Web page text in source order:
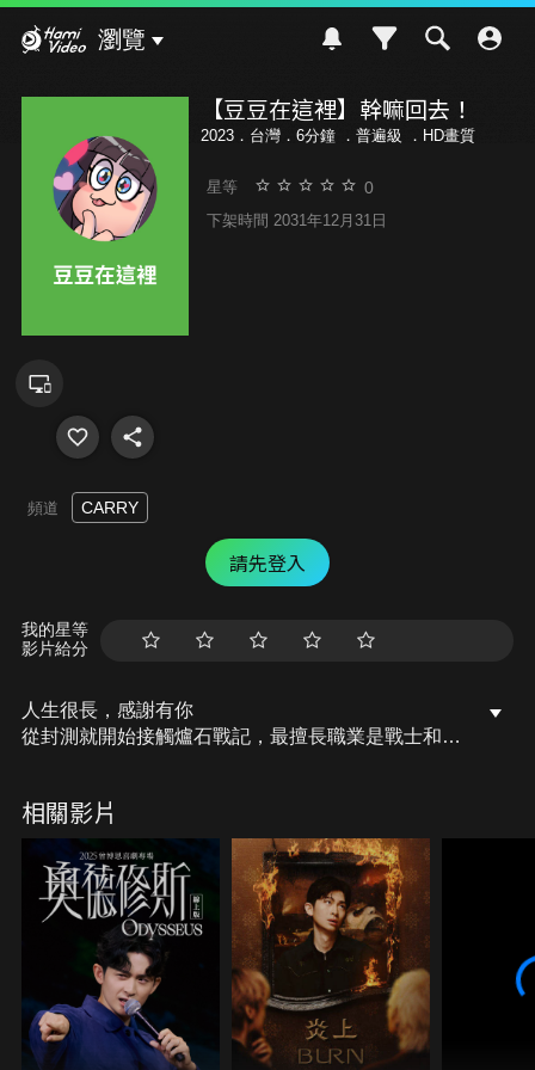
瀏覽
【豆豆在這裡】幹嘛回去！
2023．台灣．6分鐘 ． 普遍級 ．HD畫質
星等 0
下架時間 2031年12月31日
頻道 CARRY
請先登入
我的星等
影片給分
人生很長，感謝有你
從封測就開始接觸爐石戰記，最擅長職業是戰士和牧
醒吧， 趁此良機，莫再猶豫，恭請蛇界至尊雙飛寶
典！ OSkomodo 還不一起加入蛇教跟著教主一起前
進!
相關影片